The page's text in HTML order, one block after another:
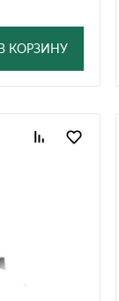
КОРЗИНУ